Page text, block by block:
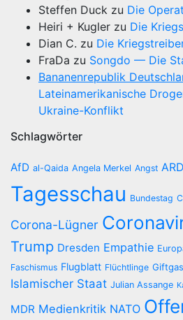
Steffen Duck zu Die
Heiri + Kugler zu Die
Dian C. zu Die
FraDa zu Songdo — Die
Bananenrepublik
Lateinamerikanische
Ukraine-Konflikt
Schlagwörter
AfD al-Qaida Angela Merkel Angst ARD
Tagesschau Bundestag
Corona-Lügner
Trump Dresden Empathie
Faschismus Flugblatt Flüchtlinge Giftgas
Islamischer Staat Julian Assange
MDR Medienkritik NATO